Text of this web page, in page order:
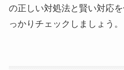
の正しい対処法と賢い対応
っかりチェックしましょう。